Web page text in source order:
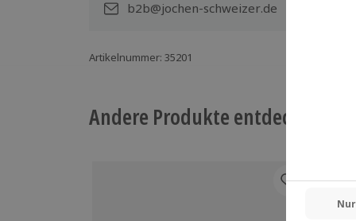
b2b@jochen-schweizer.de
Artikelnummer: 35201
Andere Produkte entdecken